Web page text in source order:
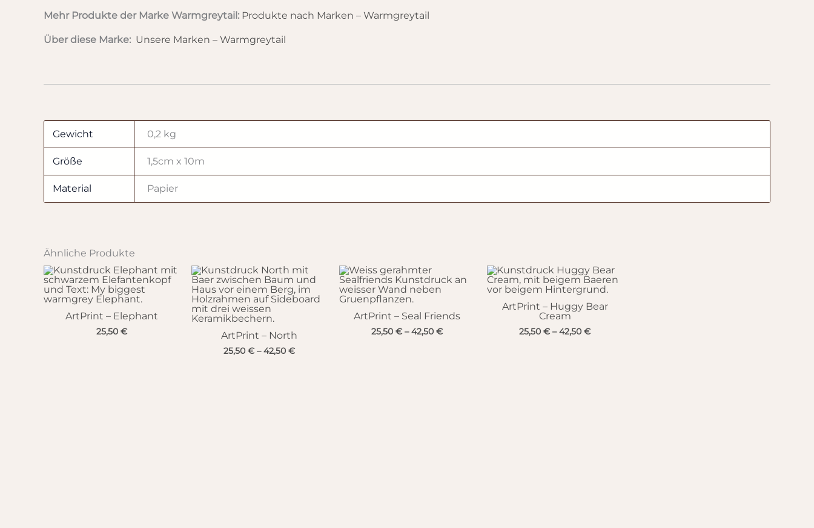
Mehr Produkte der Marke Warmgreytail: Produkte nach Marken – Warmgreytail
Über diese Marke: Unsere Marken – Warmgreytail
Gewicht 0,2 kg
Größe 1,5cm x 10m
Material Papier
Ähnliche Produkte
ArtPrint – Elephant
25,50 € ArtPrint – North
25,50 € –42,50 €
ArtPrint – Seal Friends
25,50 € –42,50 €
ArtPrint – Huggy Bear
Cream
25,50 € –42,50 €